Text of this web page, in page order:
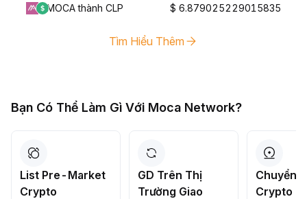
MOCA thành CLP $ 6.879025229015835
Tìm Hiểu Thêm
Bạn Có Thể Làm Gì Với Moca Network?
List Pre-Market
Crypto
GD Trên Thị
Trường Giao
Chuyển
Crypto